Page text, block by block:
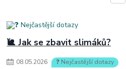
🐌 Jak se zbavit slimáků?
08.05.2026 ❓ Nejčastější dotazy